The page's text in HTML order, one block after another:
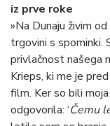
iz prve roke
»Na Dunaju živim
trgovini s spominki.
privlačnost našega
Krieps, ki me je
film. Ker so bili
odgovorila: ‘Čemu